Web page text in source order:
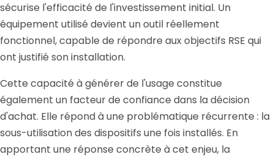
sécurise l'efficacité de l'investissement initial. Un
équipement utilisé devient un outil réellement
fonctionnel, capable de répondre aux objectifs RSE qui
ont justifié son installation.
Cette capacité à générer de l'usage constitue
également un facteur de confiance dans la décision
d'achat. Elle répond à une problématique récurrente : la
sous-utilisation des dispositifs une fois installés. En
apportant une réponse concrète à cet enjeu, la